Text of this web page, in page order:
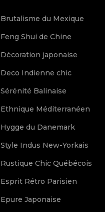
Brutalisme du Mexique
Feng Shui de Chine
Décoration japonaise
Deco Indienne chic
Sérénité Balinaise
Ethnique Méditerranéen
Hygge du Danemark
Style Indus New-Yorkais
Rustique Chic Québécois
Esprit Rétro Parisien
Epure Japonaise